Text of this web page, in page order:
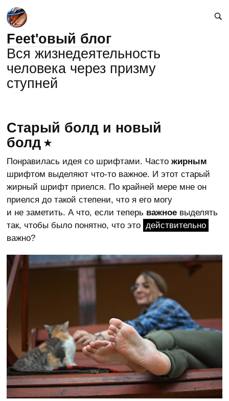
Feet'овый блог
Вся жизнедеятельность
человека через призму
ступней
Старый болд и новый
болд
Понравилась идея со шрифтами. Частожирным
шрифтом выделяют что-то важное. И этот старый
жирный шрифт приелся. По крайней мере мне он
приелся до такой степени, что я его могу
и не заметить. А что, если теперь важное выделять
так, чтобы было понятно, что это действительно
важно?